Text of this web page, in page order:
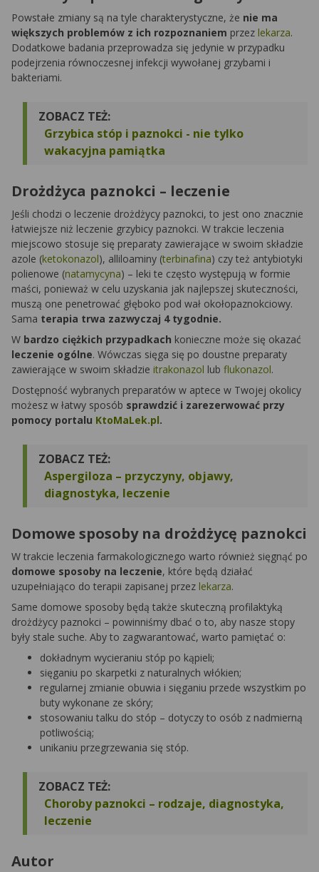
Powstałe zmiany są na tyle charakterystyczne, że nie ma
większych problemów z ich rozpoznaniem przez lekarza.
Dodatkowe badania przeprowadza się jedynie w przypadku
podejrzenia równoczesnej infekcji wywołanej grzybami i
bakteriami.
ZOBACZ TEŻ:
Grzybica stóp i paznokci - nie tylko
wakacyjna pamiątka
Drożdżyca paznokci – leczenie
Jeśli chodzi o leczenie drożdżycy paznokci, to jest ono znacznie
łatwiejsze niż leczenie grzybicy paznokci. W trakcie leczenia
miejscowo stosuje się preparaty zawierające w swoim składzie
azole (ketokonazol), alliloaminy (terbinafina) czy też antybiotyki
polienowe (natamycyna) – leki te często występują w formie
maści, ponieważ w celu uzyskania jak najlepszej skuteczności,
muszą one penetrować głęboko pod wał okołopaznokciowy.
Sama terapia trwa zazwyczaj 4 tygodnie.
W bardzo ciężkich przypadkach konieczne może się okazać
leczenie ogólne. Wówczas sięga się po doustne preparaty
zawierające w swoim składzie itrakonazol lub flukonazol.
Dostępność wybranych preparatów w aptece w Twojej okolicy
możesz w łatwy sposób sprawdzić i zarezerwować przy
pomocy portalu KtoMaLek.pl.
ZOBACZ TEŻ:
Aspergiloza – przyczyny, objawy,
diagnostyka, leczenie
Domowe sposoby na drożdżycę paznokci
W trakcie leczenia farmakologicznego warto również sięgnąć po
domowe sposoby na leczenie, które będą działać
uzupełniająco do terapii zapisanej przez lekarza.
Same domowe sposoby będą także skuteczną profilaktyką
drożdżycy paznokci – powinniśmy dbać o to, aby nasze stopy
były stale suche. Aby to zagwarantować, warto pamiętać o:
dokładnym wycieraniu stóp po kąpieli;
sięganiu po skarpetki z naturalnych włókien;
regularnej zmianie obuwia i sięganiu przede wszystkim po
buty wykonane ze skóry;
stosowaniu talku do stóp – dotyczy to osób z nadmierną
potliwością;
unikaniu przegrzewania się stóp.
ZOBACZ TEŻ:
Choroby paznokci – rodzaje, diagnostyka,
leczenie
Autor